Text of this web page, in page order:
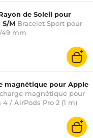
de Soleil pour
M Bracelet Sport pour
49 mm
magnétique pour Apple
magnétique pour
/ AirPods Pro 2 (1 m)